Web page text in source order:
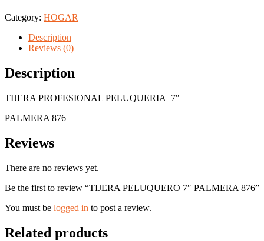
Category: HOGAR
Description
Reviews (0)
Description
TIJERA PROFESIONAL PELUQUERIA 7″
PALMERA 876
Reviews
There are no reviews yet.
Be the first to review “TIJERA PELUQUERO 7″ PALMERA 876”
You must be logged in to post a review.
Related products